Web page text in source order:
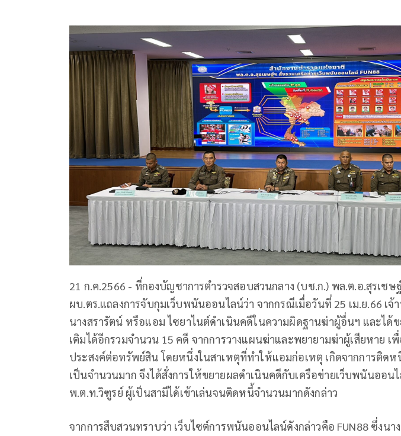
21 ก.ค.2566 - ที่กองบัญชาการตำรวจสอบสวนกลาง (บช.ก.) พล.ต.อ.สุรเชษ
ผบ.ตร.แถลงการจับกุมเว็บพนันออนไลน์ว่า จากกรณีเมื่อวันที่ 25 เม.ย.66 เจ้
นางสรารัตน์ หรือแอม ไซยาไนต์ดำเนินคดีในความผิดฐานฆ่าผู้อื่นฯ และได้
เติมได้อีกรวมจำนวน 15 คดี จากการวางแผนฆ่าและพยายามฆ่าผู้เสียหาย เ
ประสงค์ต่อทรัพย์สิน โดยหนึ่งในสาเหตุที่ทำให้แอมก่อเหตุ เกิดจากการติด
เป็นจำนวนมาก จึงได้สั่งการให้ขยายผลดำเนินคดีกับเครือข่ายเว็บพนันออน
พ.ต.ท.วิฑูรย์ ผู้เป็นสามีได้เข้าเล่นจนติดหนี้จำนวนมากดังกล่าว
จากการสืบสวนทราบว่า เว็บไซต์การพนันออนไลน์ดังกล่าวคือ FUN88 ซึ่งนา